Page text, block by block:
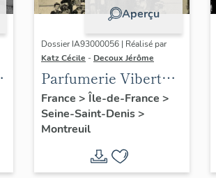
Aperçu
Dossier IA93000056 | Réalisé par
Katz Cécile - Decoux Jérôme
Parfumerie Vibert
(parfumerie et
savonnerie du
Commerce), puis
Lanquest frères et
France > Île-de-France >
Seine-Saint-Denis>
Montreuil